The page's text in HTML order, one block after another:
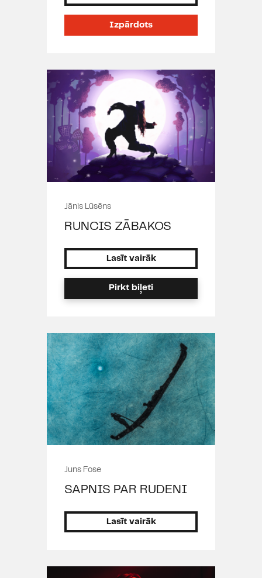
Izpārdots
Jānis Lūsēns
RUNCIS ZĀBAKOS
Lasīt vairāk
Pirkt biļeti
Juns Fose
SAPNIS PAR RUDENI
Lasīt vairāk